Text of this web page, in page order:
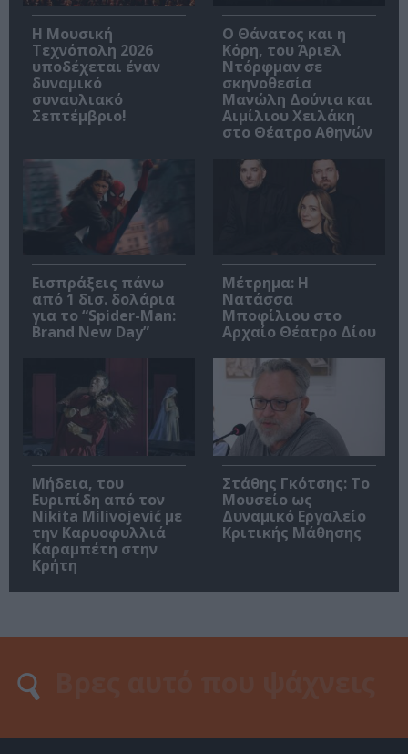
Η Μουσική
Τεχνόπολη 2026
υποδέχεται έναν
δυναμικό
συναυλιακό
Σεπτέμβριο!
Ο Θάνατος και η
Κόρη, του Άριελ
Ντόρφμαν σε
σκηνοθεσία
Μανώλη Δούνια και
Αιμίλιου Χειλάκη
στο Θέατρο Αθηνών
Εισπράξεις πάνω
από 1 δισ. δολάρια
για το “Spider-Man:
Brand New Day”
Μέτρημα: Η
Νατάσσα
Μποφίλιου στο
Αρχαίο Θέατρο Δίου
Μήδεια, του
Ευριπίδη από τον
Nikita Milivojević με
την Καρυοφυλλιά
Καραμπέτη στην
Κρήτη
Στάθης Γκότσης: Το
Μουσείο ως
Δυναμικό Εργαλείο
Κριτικής Μάθησης